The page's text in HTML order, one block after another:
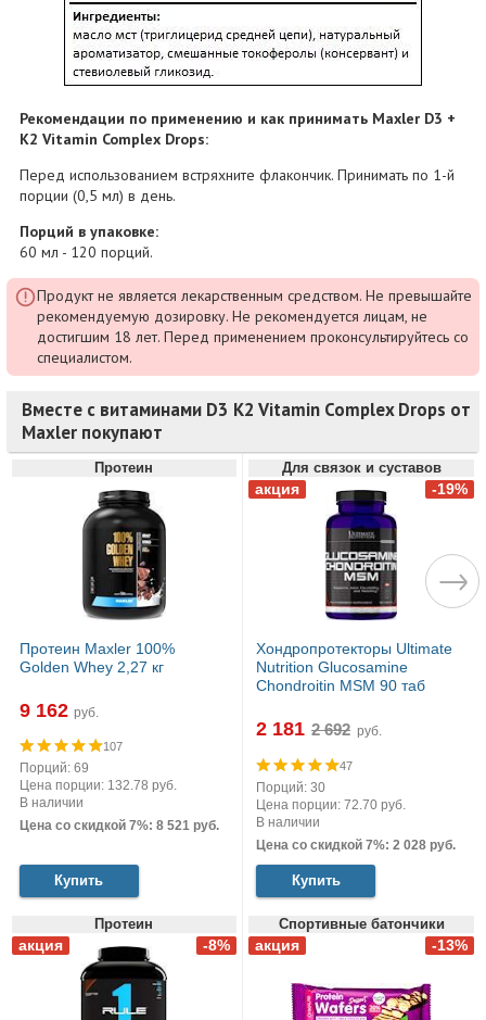
Рекомендации по применению и как принимать Maxler D3 +
K2 Vitamin Complex Drops:
Перед использованием встряхните флакончик. Принимать по 1-й
порции (0,5 мл) в день.
Порций в упаковке:
60 мл - 120 порций.
Продукт не является лекарственным средством. Не превышайте
рекомендуемую дозировку. Не рекомендуется лицам, не
достигшим 18 лет. Перед применением проконсультируйтесь со
специалистом.
Вместе с витаминами D3 K2 Vitamin Complex Drops от
Maxler покупают
Протеин
Протеин Maxler 100%
Golden Whey 2,27 кг
9 162 руб.
107
Порций: 69
Цена порции: 132.78 руб.
В наличии
Цена со скидкой 7%: 8 521 руб.
Купить
Для связок и суставов
Хондропротекторы Ultimate
Nutrition Glucosamine
Chondroitin MSM 90 таб
2 181 руб.
47
Порций: 30
Цена порции: 72.70 руб.
В наличии
Цена со скидкой 7%: 2 028 руб.
Купить
Протеин Спортивные батончики